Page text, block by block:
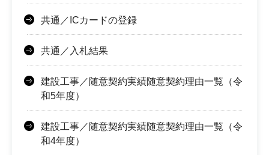
共通／ICカードの登録
共通／入札結果
建設工事／随意契約実績随意契約理由一覧（令
和5年度）
建設工事／随意契約実績随意契約理由一覧（令
和4年度）